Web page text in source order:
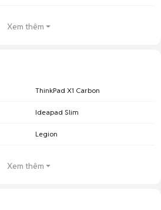
Xem thêm
ThinkPad X1 Carbon
Ideapad Slim
Legion
Xem thêm